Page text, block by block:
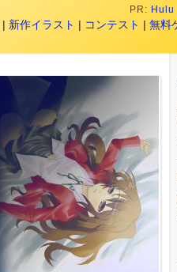
PR: Hulu
| 新作イラスト | コンテスト | 無料